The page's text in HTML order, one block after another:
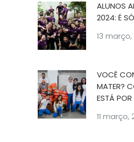
ALUNOS
2024: É
13
VOCÊ
MATER?
ESTÁ POR
11 março,